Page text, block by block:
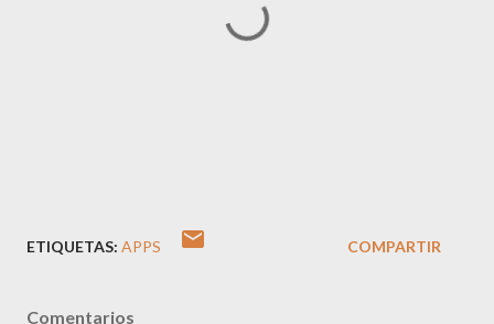
ETIQUETAS: APPS COMPARTIR
Comentarios